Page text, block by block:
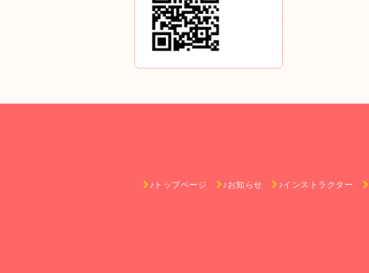
♪トップページ ♪お知らせ ♪インストラクター